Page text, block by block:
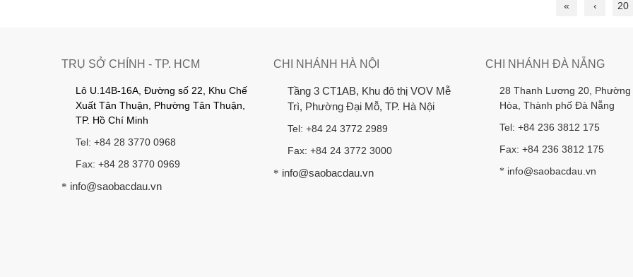
« ‹ 20
TRỤ SỞ CHÍNH - TP. HCM
Lô U.14B-16A, Đường số 22, Khu Chế
Xuất Tân Thuận, Phường Tân Thuận,
TP. Hồ Chí Minh
Tel: +84 28 3770 0968
Fax: +84 28 3770 0969
* info@saobacdau.vn
CHI NHÁNH HÀ NỘI
Tầng 3 CT1AB, Khu đô thị VOV Mễ
Trì, Phường Đại Mỗ, TP. Hà Nội
Tel: +84 24 3772 2989
Fax: +84 24 3772 3000
* info@saobacdau.vn
CHI NHÁNH ĐÀ NẴNG
28 Thanh Lương 20, Phường
Hòa, Thành phố Đà Nẵng
Tel: +84 236 3812 175
Fax: +84 236 3812 175
* info@saobacdau.vn